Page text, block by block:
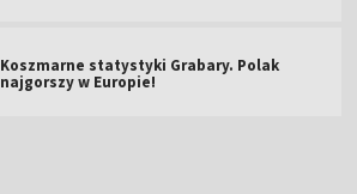
Koszmarne statystyki Grabary. Polak
najgorszy w Europie!